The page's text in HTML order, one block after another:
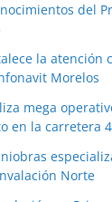
del
la atención
Morelos
mega
en la carretera
Norte